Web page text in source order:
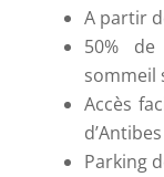
A partir
50%
sommeil
Accès
Parking